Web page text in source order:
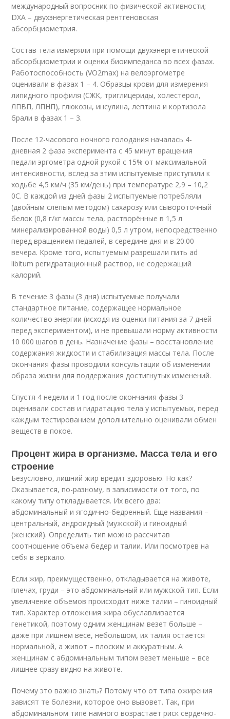
международный вопросник по физической активности;
DXA – двухэнергетическая рентгеновская
абсорбциометрия.
Состав тела измеряли при помощи двухэнергетической
абсорбциометрии и оценки биоимпеданса во всех фазах.
Работоспособность (VO2max) на велоэргометре
оценивали в фазах 1 – 4. Образцы крови для измерения
липидного профиля (СЖК, триглицериды, холестерол,
ЛПВП, ЛПНП), глюкозы, инсулина, лептина и кортизола
брали в фазах 1 – 3.
После 12-часового ночного голодания началась 4-
дневная 2 фаза эксперимента с 45 минут вращения
педали эргометра одной рукой с 15% от максимальной
интенсивности, вслед за этим испытуемые приступили к
ходьбе 4,5 км/ч (35 км/день) при температуре 2,9 – 10,2
0С. В каждой из дней фазы 2 испытуемые потребляли
(двойным слепым методом) сахарозу или сывороточный
белок (0,8 г/кг массы тела, растворённые в 1,5 л
минерализированной воды) 0,5 л утром, непосредственно
перед вращением педалей, в середине дня и в 20.00
вечера. Кроме того, испытуемым разрешали пить ad
libitum регидратационный раствор, не содержащий
калорий.
В течение 3 фазы (3 дня) испытуемые получали
стандартное питание, содержащее нормальное
количество энергии (исходя из оценки питания за 7 дней
перед экспериментом), и не превышали норму активности
10 000 шагов в день. Назначение фазы – восстановление
содержания жидкости и стабилизация массы тела. После
окончания фазы проводили консультации об изменении
образа жизни для поддержания достигнутых изменений.
Спустя 4 недели и 1 год после окончания фазы 3
оценивали состав и гидратацию тела у испытуемых, перед
каждым тестированием дополнительно оценивали обмен
веществ в покое.
Процент жира в организме. Масса тела и его
строение
Безусловно, лишний жир вредит здоровью. Но как?
Оказывается, по-разному, в зависимости от того, по
какому типу откладывается. Их всего два:
абдоминальный и ягодично-бедренный. Еще названия –
центральный, андроидный (мужской) и гиноидный
(женский). Определить тип можно рассчитав
соотношение объема бедер и талии. Или посмотрев на
себя в зеркало.
Если жир, преимущественно, откладывается на животе,
плечах, груди – это абдоминальный или мужской тип. Если
увеличение объемов происходит ниже талии – гиноидный
тип. Характер отложения жира обуславливается
генетикой, поэтому одним женщинам везет больше –
даже при лишнем весе, небольшом, их талия остается
нормальной, а живот – плоским и аккуратным. А
женщинам с абдоминальным типом везет меньше – все
лишнее сразу видно на животе.
Почему это важно знать? Потому что от типа ожирения
зависят те болезни, которое оно вызовет. Так, при
абдоминальном типе намного возрастает риск сердечно-